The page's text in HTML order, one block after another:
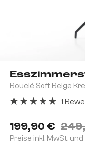
Bouclé Soft Beige
199,90 €
Preise inkl. MwSt.
1